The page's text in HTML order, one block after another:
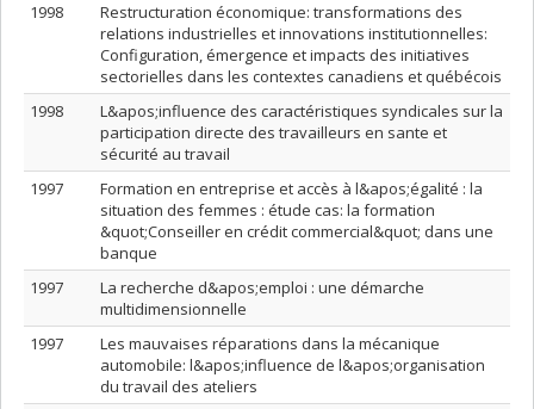
1998
Restructuration économique: transformations des
relations industrielles et innovations institutionnelles:
Configuration, émergence et impacts des initiatives
sectorielles dans les contextes canadiens et québécois
1998
L&apos;influence des caractéristiques syndicales sur la
participation directe des travailleurs en sante et
sécurité au travail
1997
Formation en entreprise et accès à l&apos;égalité : la
situation des femmes : étude cas: la formation
&quot;Conseiller en crédit commercial&quot; dans une
banque
1997
La recherche d&apos;emploi : une démarche
multidimensionnelle
1997
Les mauvaises réparations dans la mécanique
automobile: l&apos;influence de l&apos;organisation
du travail des ateliers